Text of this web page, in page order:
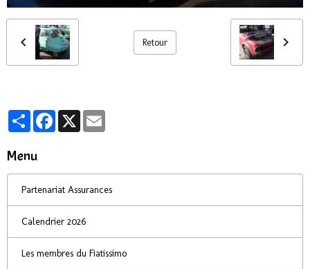
Retour
PartagerFacebook
X
Menu
Partenariat Assurances
Calendrier 2026
Les membres du Fiatissimo